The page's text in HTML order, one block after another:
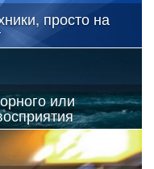
просто на
или
здесь